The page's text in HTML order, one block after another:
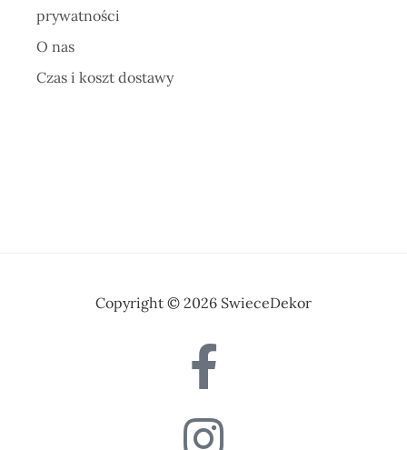
prywatności
O nas
Czas i koszt dostawy
Copyright © 2026 SwieceDekor